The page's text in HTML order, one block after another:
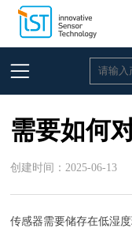
首页 >生物
需要如何
创建时间：2025-06-13
传感器需要储存在低湿